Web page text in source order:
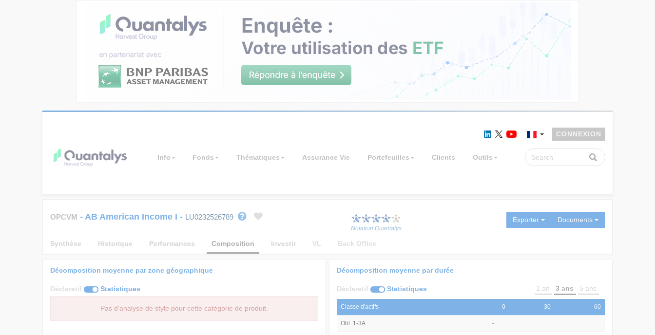
Info Fonds Thématiques Assurance Vie Portefeuilles Clients Outils
CONNEXION
OPCVM - AB American Income I - LU0232526789
Notation Quantalys
Exporter Documents
Synthèse Historique Performances Composition Investir VL Back Office
Décomposition moyenne par zone géographique
Déclaratif Statistiques
Pas d'analyse de style pour cette catégorie de produit.
Décomposition moyenne par durée
Déclaratif Statistiques 1 an 3 ans 5 ans
Classe d'actifs 0 30 60
Obl. 1-3A -